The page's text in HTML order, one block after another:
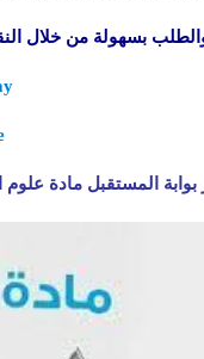
بسهولة من خلال
المستقبل مادة علوم